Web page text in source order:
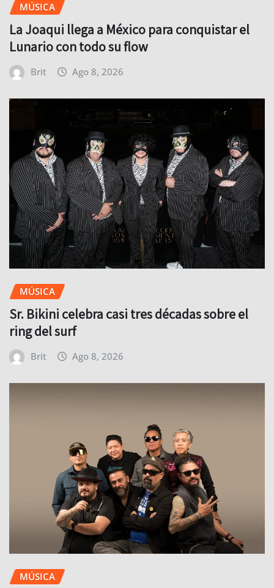
MÚSICA
La Joaqui llega a México para conquistar el
Lunario con todo su flow
Brit Ago 8, 2026
MÚSICA
Sr. Bikini celebra casi tres décadas sobre el
ring del surf
Brit Ago 8, 2026
MÚSICA